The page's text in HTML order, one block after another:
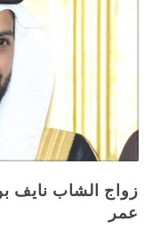
زواج الشاب نايف
عمر